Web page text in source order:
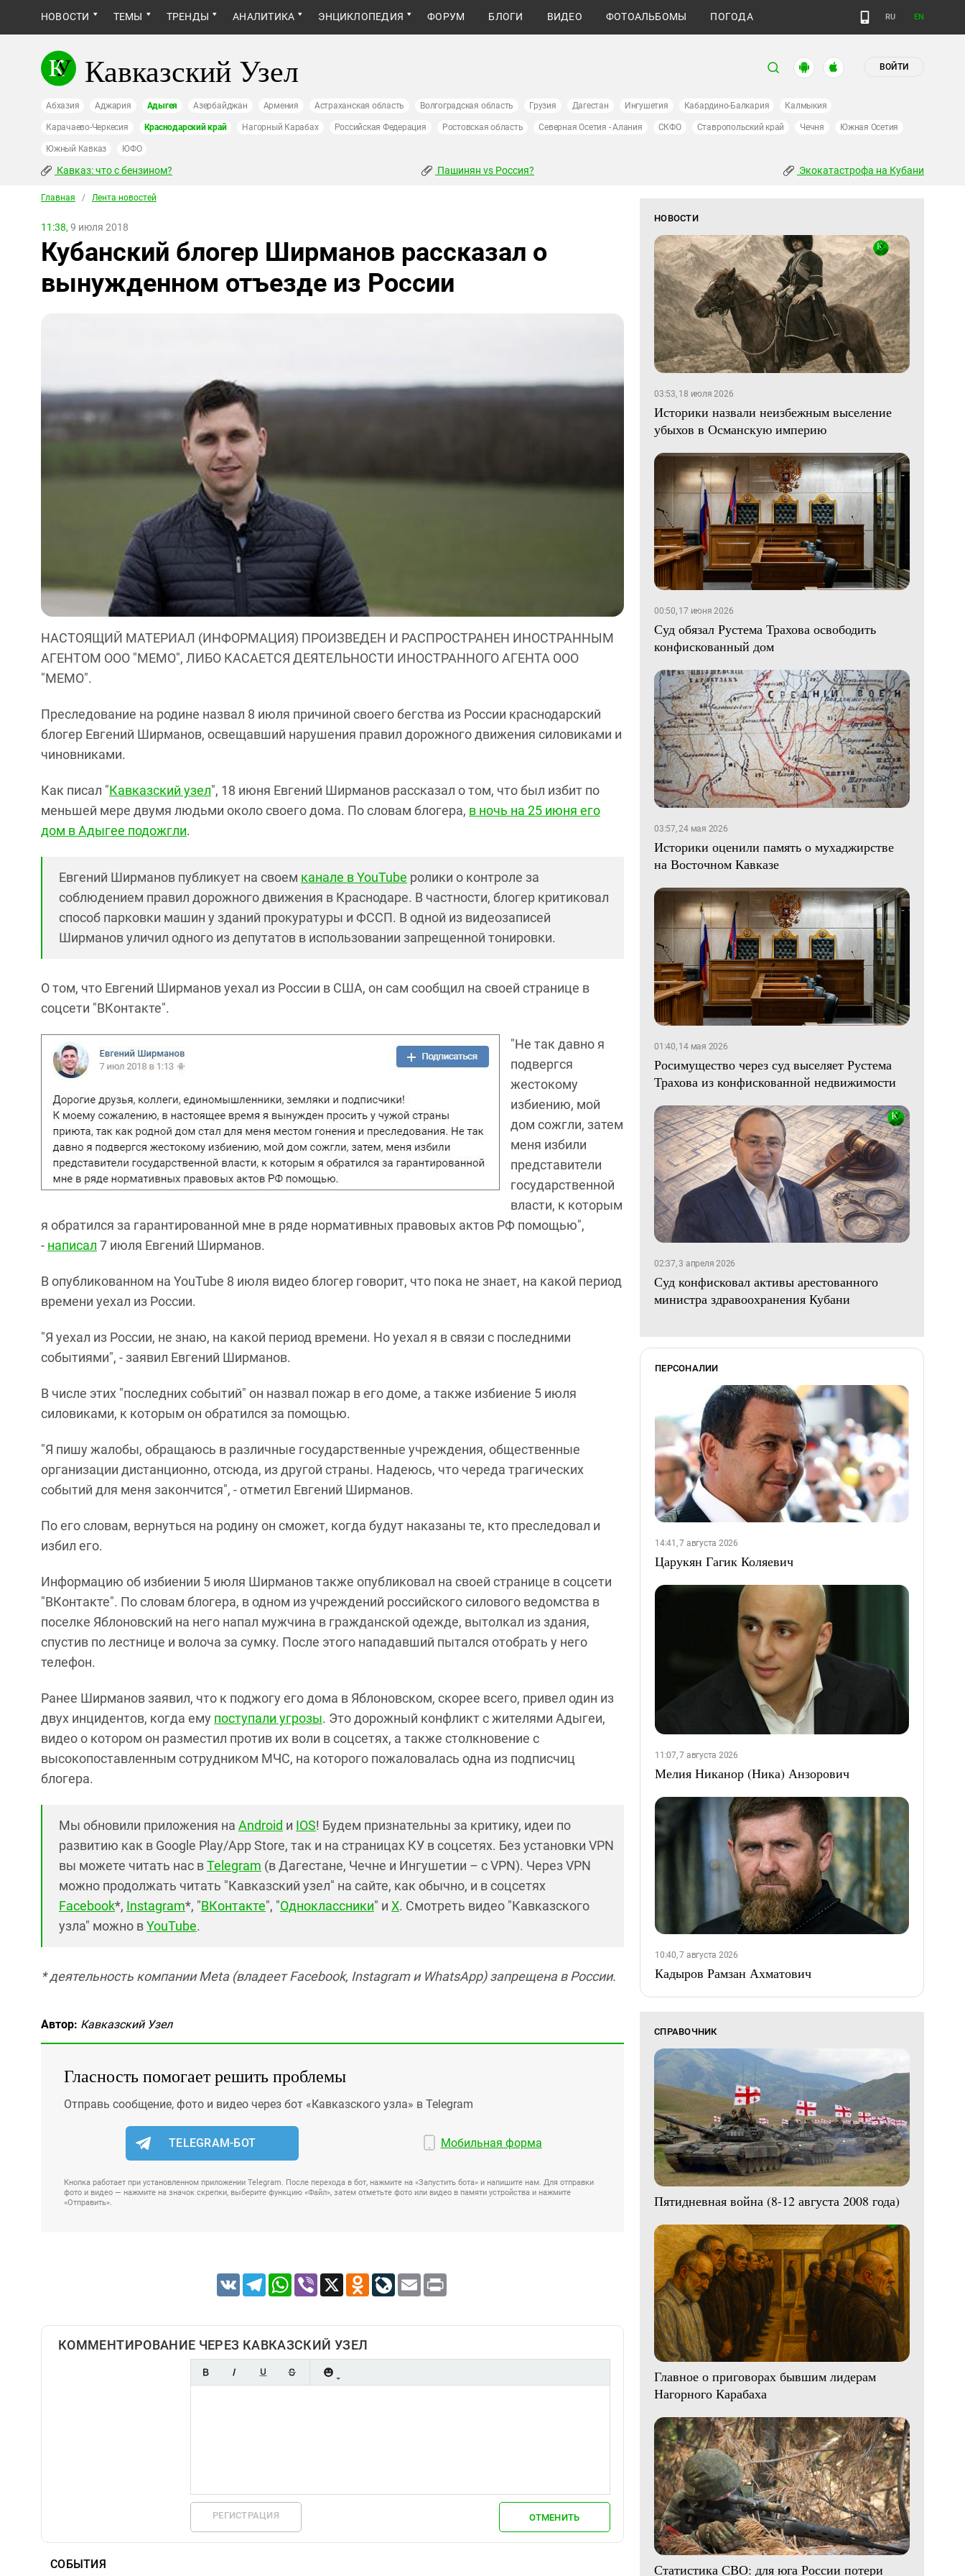
НОВОСТИ ТЕМЫ ТРЕНДЫ АНАЛИТИКА ЭНЦИКЛОПЕДИЯ ФОРУМ БЛОГИ ВИДЕО ФОТОАЛЬБОМЫ ПОГОДА RU EN
Кавказский Узел ВОЙТИ
Абхазия Аджария Адыгея Азербайджан Армения Астраханская область Волгоградская область Грузия Дагестан Ингушетия Кабардино-Балкария Калмыкия
Карачаево-Черкесия Краснодарский край Нагорный Карабах Российская Федерация Ростовская область Северная Осетия - Алания СКФО Ставропольский край Чечня Южная Осетия
Южный Кавказ ЮФО
Кавказ: что с бензином? Пашинян vs Россия? Экокатастрофа на Кубани
Главная / Лента новостей
11:38, 9 июля 2018
Кубанский блогер Ширманов рассказал о
вынужденном отъезде из России
НАСТОЯЩИЙ МАТЕРИАЛ (ИНФОРМАЦИЯ) ПРОИЗВЕДЕН И РАСПРОСТРАНЕН ИНОСТРАННЫМ
АГЕНТОМ ООО "МЕМО", ЛИБО КАСАЕТСЯ ДЕЯТЕЛЬНОСТИ ИНОСТРАННОГО АГЕНТА ООО
"МЕМО".
Преследование на родине назвал 8 июля причиной своего бегства из России краснодарский
блогер Евгений Ширманов, освещавший нарушения правил дорожного движения силовиками и
чиновниками.
Как писал "Кавказский узел", 18 июня Евгений Ширманов рассказал о том, что был избит по
меньшей мере двумя людьми около своего дома. По словам блогера, в ночь на 25 июня его
дом в Адыгее подожгли.
Евгений Ширманов публикует на своем канале в YouTube ролики о контроле за
соблюдением правил дорожного движения в Краснодаре. В частности, блогер критиковал
способ парковки машин у зданий прокуратуры и ФССП. В одной из видеозаписей
Ширманов уличил одного из депутатов в использовании запрещенной тонировки.
О том, что Евгений Ширманов уехал из России в США, он сам сообщил на своей странице в
соцсети "ВКонтакте".
"Не так давно я
подвергся
жестокому
избиению, мой
дом сожгли, затем
меня избили
представители
государственной
власти, к которым
я обратился за гарантированной мне в ряде нормативных правовых актов РФ помощью",
- написал 7 июля Евгений Ширманов.
В опубликованном на YouTube 8 июля видео блогер говорит, что пока не знает, на какой период
времени уехал из России.
"Я уехал из России, не знаю, на какой период времени. Но уехал я в связи с последними
событиями", - заявил Евгений Ширманов.
В числе этих "последних событий" он назвал пожар в его доме, а также избиение 5 июля
силовиками, к которым он обратился за помощью.
"Я пишу жалобы, обращаюсь в различные государственные учреждения, общественные
организации дистанционно, отсюда, из другой страны. Надеюсь, что череда трагических
событий для меня закончится", - отметил Евгений Ширманов.
По его словам, вернуться на родину он сможет, когда будут наказаны те, кто преследовал и
избил его.
Информацию об избиении 5 июля Ширманов также опубликовал на своей странице в соцсети
"ВКонтакте". По словам блогера, в одном из учреждений российского силового ведомства в
поселке Яблоновский на него напал мужчина в гражданской одежде, вытолкал из здания,
спустив по лестнице и волоча за сумку. После этого нападавший пытался отобрать у него
телефон.
Ранее Ширманов заявил, что к поджогу его дома в Яблоновском, скорее всего, привел один из
двух инцидентов, когда ему поступали угрозы. Это дорожный конфликт с жителями Адыгеи,
видео о котором он разместил против их воли в соцсетях, а также столкновение с
высокопоставленным сотрудником МЧС, на которого пожаловалась одна из подписчиц
блогера.
Мы обновили приложения на Android и IOS! Будем признательны за критику, идеи по
развитию как в Google Play/App Store, так и на страницах КУ в соцсетях. Без установки VPN
вы можете читать нас вTelegram (в Дагестане, Чечне и Ингушетии – с VPN). Через VPN
можно продолжать читать "Кавказский узел" на сайте, как обычно, и в соцсетях
Facebook*, Instagram*, "ВКонтакте", "Одноклассники" и X. Смотреть видео "Кавказского
узла" можно вYouTube.
* деятельность компании Meta (владеет Facebook, Instagram и WhatsApp) запрещена в России.
Автор: Кавказский Узел
Гласность помогает решить проблемы
Отправь сообщение, фото и видео через бот «Кавказского узла» в Telegram
TELEGRAM-БОТ Мобильная форма
Кнопка работает при установленном приложении Telegram. После перехода в бот, нажмите на «Запустить бота» и напишите нам. Для отправки
фото и видео — нажмите на значок скрепки, выберите функцию «Файл», затем отметьте фото или видео в памяти устройства и нажмите
«Отправить».
VK TelegramWhatsApp
Viber X Odnoklassniki
LiveJournal
Email
КОММЕНТИРОВАНИЕ ЧЕРЕЗ КАВКАЗСКИЙ УЗЕЛ
РЕГИСТРАЦИЯ ОТМЕНИТЬ
СОБЫТИЯ
НОВОСТИ
03:53, 18 июля 2026
Историки назвали неизбежным выселение
убыхов в Османскую империю
00:50, 17 июня 2026
Суд обязал Рустема Трахова освободить
конфискованный дом
03:57, 24 мая 2026
Историки оценили память о мухаджирстве
на Восточном Кавказе
01:40, 14 мая 2026
Росимущество через суд выселяет Рустема
Трахова из конфискованной недвижимости
02:37, 3 апреля 2026
Суд конфисковал активы арестованного
министра здравоохранения Кубани
ПЕРСОНАЛИИ
14:41, 7 августа 2026
Царукян Гагик Коляевич
11:07, 7 августа 2026
Мелия Никанор (Ника) Анзорович
10:40, 7 августа 2026
Кадыров Рамзан Ахматович
СПРАВОЧНИК
Пятидневная война (8-12 августа 2008 года)
Главное о приговорах бывшим лидерам
Нагорного Карабаха
Статистика СВО: для юга России потери